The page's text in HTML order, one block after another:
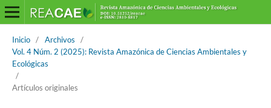
Inicio / Archivos
/
Vol. 4 Núm. 2 (2025): Revista Amazónica de Ciencias Ambientales y
Ecológicas
/
Artículos originales